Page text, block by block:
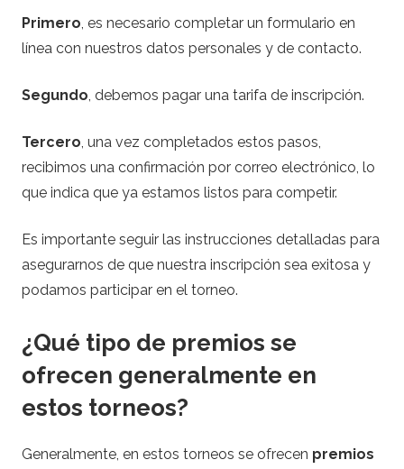
Primero, es necesario completar un formulario en
línea con nuestros datos personales y de contacto.
Segundo, debemos pagar una tarifa de inscripción.
Tercero, una vez completados estos pasos,
recibimos una confirmación por correo electrónico, lo
que indica que ya estamos listos para competir.
Es importante seguir las instrucciones detalladas para
asegurarnos de que nuestra inscripción sea exitosa y
podamos participar en el torneo.
¿Qué tipo de premios se
ofrecen generalmente en
estos torneos?
Generalmente, en estos torneos se ofrecen premios